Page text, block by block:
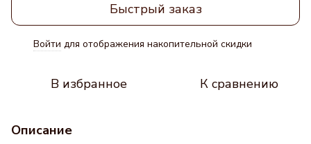
Быстрый заказ
Войти для отображения накопительной скидки
В избранное К сравнению
Описание